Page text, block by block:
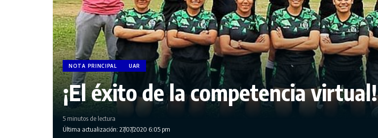
NOTA PRINCIPAL UAR
¡El éxito de la competencia virtual!
Última actualización: 27/07/2020 6:05 pm
5 minutos de lectura